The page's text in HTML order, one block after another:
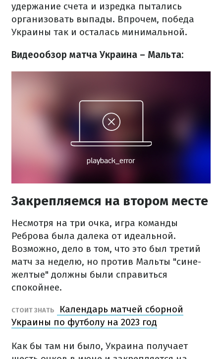
удержание счета и изредка пытались
организовать выпады. Впрочем, победа
Украины так и осталась минимальной.
Видеообзор матча Украина – Мальта:
Закрепляемся на втором месте
Несмотря на три очка, игра команды
Реброва была далека от идеальной.
Возможно, дело в том, что это был третий
матч за неделю, но против Мальты "сине-
желтые" должны были справиться
спокойнее.
СТОИТ ЗНАТЬ
Календарь матчей сборной
Украины по футболу на 2023 год
Как бы там ни было, Украина получает